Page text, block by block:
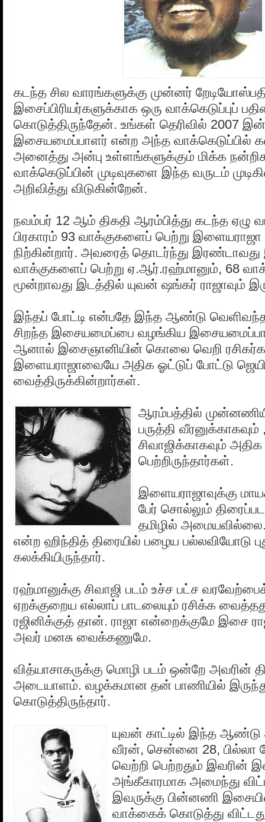
கடந்த சில வாரங்களுக்கு முன்னர்
இசைப்பிரியர்களுக்காக ஒரு வாக்கெடுப்புப்
கொடுத்திருந்தேன். உங்கள் தெரிவில் 2007 இன்
இசையமைப்பாளர் என்ற அந்த வாக்கெடுப்பில்
அனைத்து அன்பு உள்ளங்களுக்கும் மிக்க
வாக்கெடுப்பின் முடிவுகளை இந்த வருடம்
அறிவித்து விடுகின்றேன்.
நவம்பர் 12 ஆம் திகதி ஆரம்பித்து கடந்த ஏழு
பிரகாரம் 93 வாக்குகளைப் பெற்று
நிற்கின்றார். அவரைத் தொடர்ந்து இரண்டாவது
வாக்குகளைப் பெற்று ஏ.ஆர்.ரஹ்மானும், 68
மூன்றாவது இடத்தில் யுவன் ஷங்கர் ராஜாவும்
இந்தப் போட்டி என்பதே இந்த ஆண்டு வெளிவந்த
சிறந்த இசையமைப்பை வழங்கிய
ஆனால் இசைஞானியின் கொலை வெறி
இளையராஜாவையே அதிக ஓட்டுப் போட்டு
வைத்திருக்கின்றார்கள்.
ஆரம்பத்தில்
பருத்தி
சிவாஜிக்காகவும்
பெற்றிருந்தார்கள்.
இளையராஜாவுக்கு
பேர் சொல்லும்
தமிழில்
என்ற ஹிந்தித் திரையில் பழைய பல்லவியோடு
கலக்கியிருந்தார்.
ரஹ்மானுக்கு சிவாஜி படம் உச்ச பட்ச
ஏறக்குறைய எல்லாப் பாடலையும் ரசிக்க
ரஜினிக்குத் தான். ராஜா என்றைக்குமே இசை
அவர் மனசு வைக்கணுமே.
வித்யாசாகருக்கு மொழி படம் ஒன்றே அவரின்
அடையாளம். வழக்கமான தன் பாணியில் இருந்து
கொடுத்திருந்தார்.
யுவன் காட்டில் இந்த ஆண்டு
வீரன், சென்னை 28, பில்லா
வெற்றி பெற்றதும் இவரின்
அங்கீகாரமாக அமைந்து
இவருக்கு பின்னணி
வாக்கைக் கொடுத்து